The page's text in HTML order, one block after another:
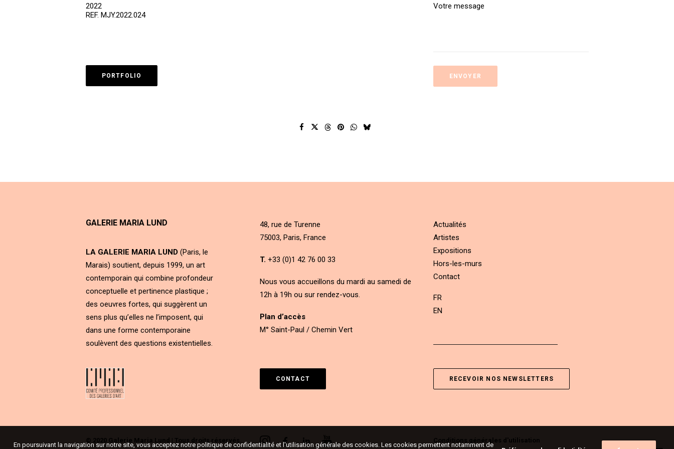
2022
REF. MJY.2022.024
PORTFOLIO
GALERIE MARIA LUND
LA GALERIE MARIA LUND (Paris, le
Marais) soutient, depuis 1999, un art
contemporain qui combine profondeur
conceptuelle et pertinence plastique ;
des oeuvres fortes, qui suggèrent un
sens plus qu’elles ne l’imposent, qui
dans une forme contemporaine
soulèvent des questions existentielles.
48, rue de Turenne
75003, Paris, France
T. +33 (0)1 42 76 00 33
Nous vous accueillons du mardi au samedi de
12h à 19h ou sur rendez-vous.
Plan d’accès
M° Saint-Paul / Chemin Vert
Actualités
Artistes
Expositions
Hors-les-murs
Contact
FR
EN
CONTACT RECEVOIR NOS NEWSLETTERS
© 2020 Galerie Maria Lund | Tous droits réservés.
Conditions générales d'utilisation
En poursuivant la navigation sur notre site, vous acceptez notre politique de confidentialité et l'utilisation générale des cookies. Les cookies permettent notamment de